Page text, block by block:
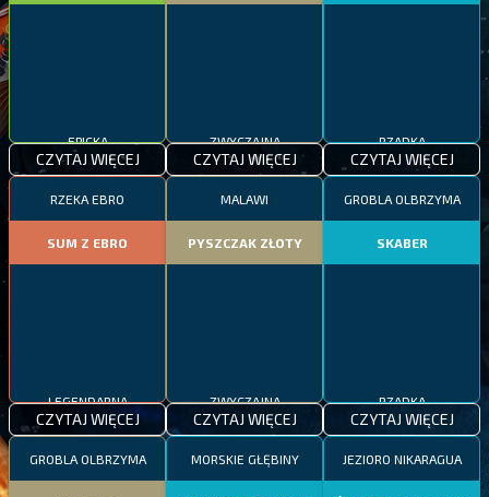
CZYTAJ WIĘCEJ CZYTAJ WIĘCEJ CZYTAJ WIĘCEJ
RZEKA EBRO
SUM Z EBRO
CZYTAJ WIĘCEJ
MALAWI
PYSZCZAK ZŁOTY
CZYTAJ WIĘCEJ
GROBLA OLBRZYMA
SKABER
CZYTAJ WIĘCEJ
GROBLA OLBRZYMA MORSKIE GŁĘBINY JEZIORO NIKARAGUA